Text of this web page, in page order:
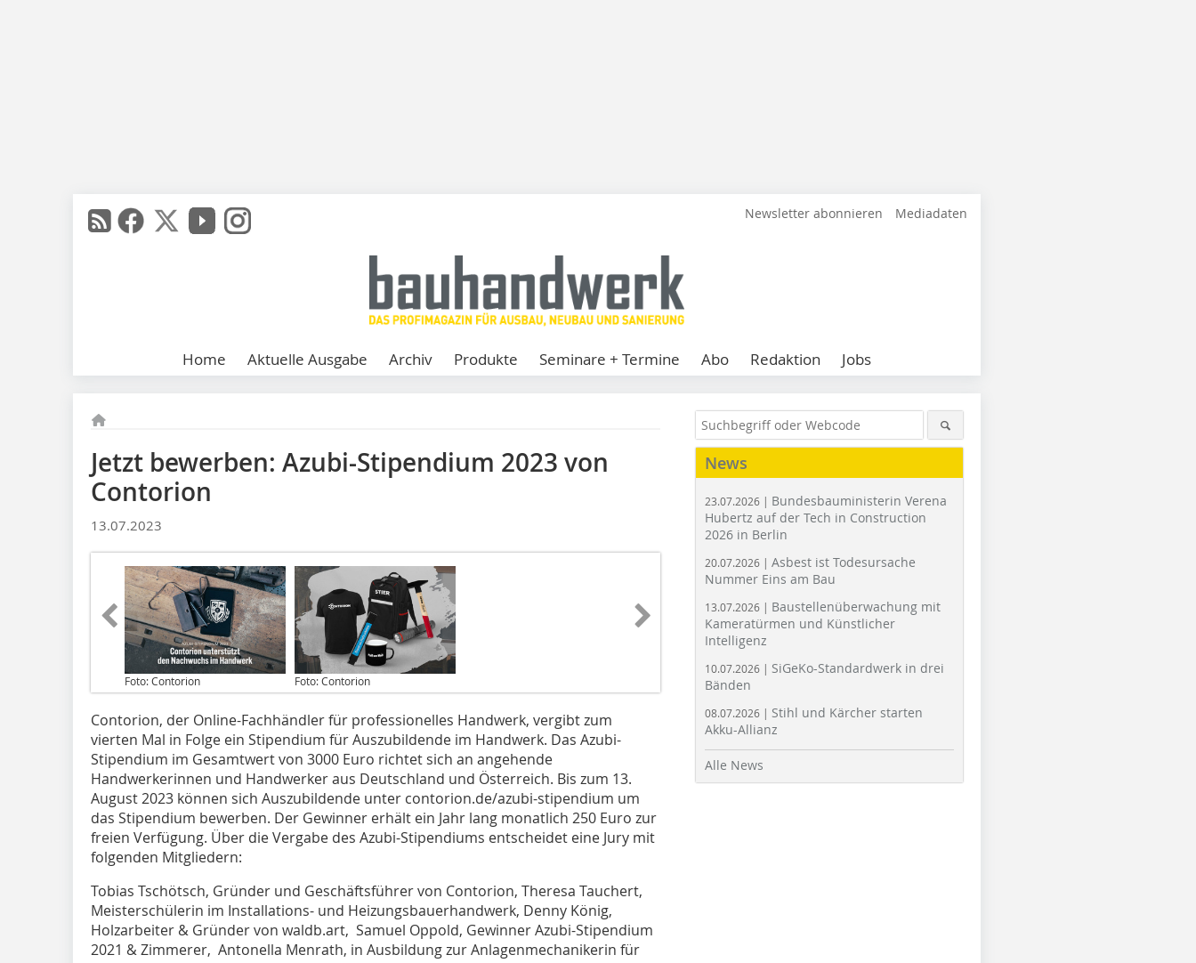
Newsletter abonnieren Mediadaten
Home Aktuelle Ausgabe Archiv Produkte Seminare + Termine Abo Redaktion Jobs
Jetzt bewerben: Azubi-Stipendium 2023 von
Contorion
13.07.2023
Foto: Contorion Foto: Contorion
Contorion, der Online-Fachhändler für professionelles Handwerk, vergibt zum
vierten Mal in Folge ein Stipendium für Auszubildende im Handwerk. Das Azubi-
Stipendium im Gesamtwert von 3000 Euro richtet sich an angehende
Handwerkerinnen und Handwerker aus Deutschland und Österreich. Bis zum 13.
August 2023 können sich Auszubildende unter contorion.de/azubi-stipendium um
das Stipendium bewerben. Der Gewinner erhält ein Jahr lang monatlich 250 Euro zur
freien Verfügung. Über die Vergabe des Azubi-Stipendiums entscheidet eine Jury mit
folgenden Mitgliedern:
Tobias Tschötsch, Gründer und Geschäftsführer von Contorion, Theresa Tauchert,
Meisterschülerin im Installations- und Heizungsbauerhandwerk, Denny König,
Holzarbeiter & Gründer von waldb.art, Samuel Oppold, Gewinner Azubi-Stipendium
2021 & Zimmerer, Antonella Menrath, in Ausbildung zur Anlagenmechanikerin für
News
23.07.2026 | Bundesbauministerin Verena
Hubertz auf der Tech in Construction
2026 in Berlin
20.07.2026 | Asbest ist Todesursache
Nummer Eins am Bau
13.07.2026 | Baustellenüberwachung mit
Kameratürmen und Künstlicher
Intelligenz
10.07.2026 | SiGeKo-Standardwerk in drei
Bänden
08.07.2026 | Stihl und Kärcher starten
Akku-Allianz
Alle News